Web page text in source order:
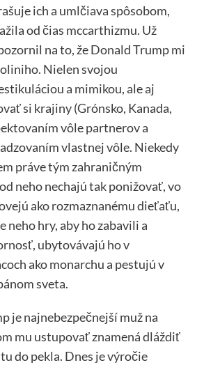
ich a umlčiava spôsobom,
od čias mccarthizmu. Už
na to, že Donald Trump mi
Nielen svojou
a mimikou, ale aj
si krajiny (Grónsko, Kanada,
vôle partnerov a
vlastnej vôle. Niekedy
práve tým zahraničným
neho nechajú tak ponižovať, vo
ako rozmaznanému dieťaťu,
neho hry, aby ho zabavili a
ubytovávajú ho v
ako monarchu a pestujú v
sveta.
je najnebezpečnejší muž na
mu ustupovať znamená dláždiť
do pekla. Dnes je výročie